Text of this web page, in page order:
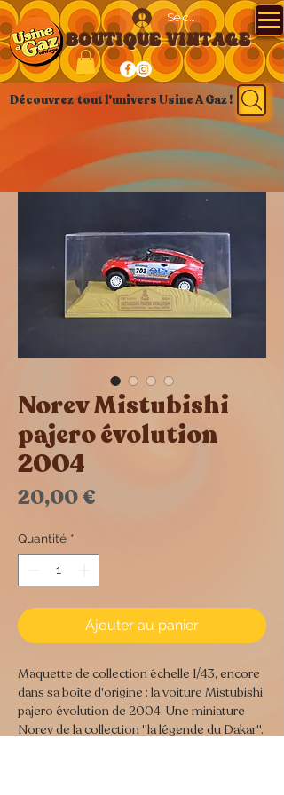
Se connecter
BOUTIQUE VINTAGE
Découvrez tout l'univers Usine A Gaz !
Norev Mistubishi
pajero évolution
2004
20,00 €
Quantité *
Ajouter au panier
Maquette de collection échelle 1/43, encore
dans sa boîte d'origine : la voiture Mistubishi
pajero évolution de 2004. Une miniature
Norev de la collection "la légende du Dakar".